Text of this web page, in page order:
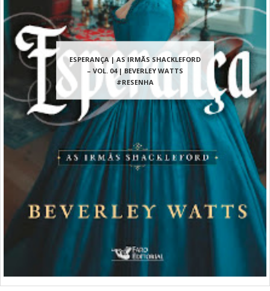
ESPERANÇA | AS IRMÃS SHACKLEFORD
– VOL. 04 | BEVERLEY WATTS
#RESENHA